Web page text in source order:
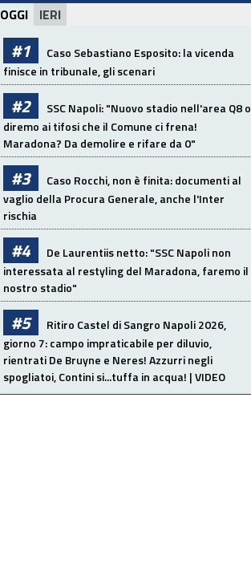
OGGI IERI
#1
Caso Sebastiano Esposito: la vicenda
finisce in tribunale, gli scenari
#2
SSC Napoli: "Nuovo stadio nell'area Q8 o
diremo ai tifosi che il Comune ci frena!
Maradona? Da demolire e rifare da 0"
#3
Caso Rocchi, non è finita: documenti al
vaglio della Procura Generale, anche l'Inter
rischia
#4
De Laurentiis netto: "SSC Napoli non
interessata al restyling del Maradona, faremo il
nostro stadio"
#5
Ritiro Castel di Sangro Napoli 2026,
giorno 7: campo impraticabile per diluvio,
rientrati De Bruyne e Neres! Azzurri negli
spogliatoi, Contini si...tuffa in acqua! | VIDEO